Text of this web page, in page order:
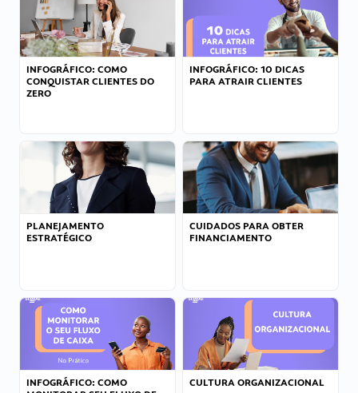
INFOGRÁFICO: COMO
CONQUISTAR CLIENTES DO
ZERO
INFOGRÁFICO: 10 DICAS
PARA ATRAIR CLIENTES
PLANEJAMENTO
ESTRATÉGICO
CUIDADOS PARA OBTER
FINANCIAMENTO
INFOGRÁFICO: COMO
CULTURA ORGANIZACIONAL